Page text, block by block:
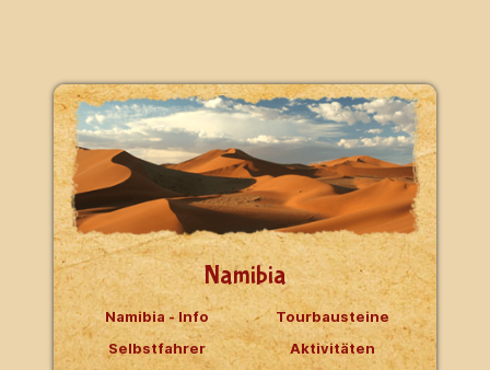
Namibia
Namibia - Info
Selbstfahrer
Tourbausteine
Aktivitäten